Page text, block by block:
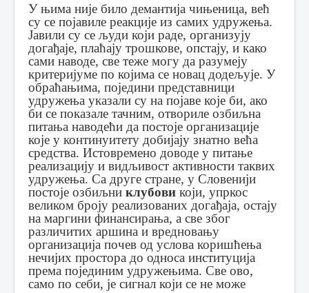
У њима није било демантија чињеница, већ
су се појавиле реакције из самих удружења.
Јавили су се људи који раде, организују
догађаје, плаћају трошкове, опстају, и како
сами наводе, све теже могу да разумеју
критеријуме по којима се новац додељује. У
обраћањима, поједини представници
удружења указали су на појаве које би, ако
би се показале тачним, отвoриле озбиљна
питања наводећи да постоје организације
које у континуитету добијају знатно већа
средства. Истовремено доводе у питање
реализацију и видљивост активности таквих
удружења. Са друге стране, у Словенији
постоје озбиљни клубови који, упркос
великом броју реализованих догађаја, остају
на маргини финансирања, а све због
различитих аршина и вредновању
организација почев од услова коришћења
нечијих простора до односа институција
према појединим удружењима. Све ово,
само по себи, је сигнал који се не може